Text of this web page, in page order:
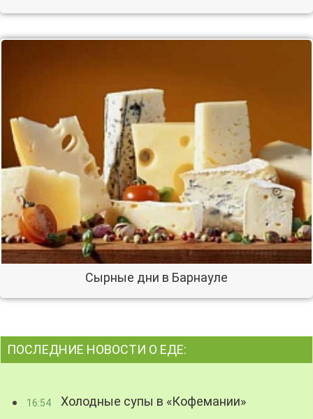
Сырные дни в Барнауле
ПОСЛЕДНИЕ НОВОСТИ О ЕДЕ:
16:54 Холодные супы в «Кофемании»